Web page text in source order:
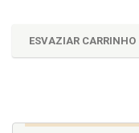
ESVAZIAR CARRINHO